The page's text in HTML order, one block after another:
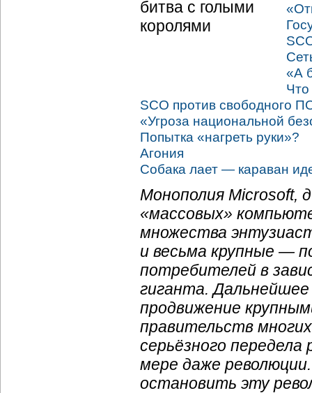
«А
SCO против свободного
«Угроза национальной
Попытка «нагреть руки»?
Агония
Собака лает — караван
Монополия Microsoft,
«массовых»
множества
и весьма крупные —
потребителей в
гиганта.
продвижение
правительств
серьёзного
мере даже
остановить эту